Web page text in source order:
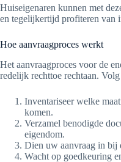
Huiseigenaren kunnen met
en tegelijkertijd profiteren van
Hoe aanvraagproces werkt
Het aanvraagproces voor de
redelijk rechttoe rechtaan. Volg
Inventariseer welke
komen.
Verzamel benodigde
eigendom.
Dien uw aanvraag in bij
Wacht op goedkeuring